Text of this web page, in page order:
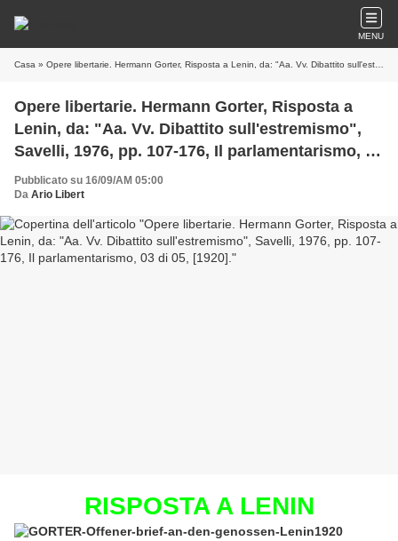
MENU
Casa » Opere libertarie. Hermann Gorter, Risposta a Lenin, da: "Aa. Vv. Dibattito sull'estremismo", Savelli, 1976, pp. 107-176, Il parlamentarismo, 03 di 05, [1920].
Opere libertarie. Hermann Gorter, Risposta a
Lenin, da: "Aa. Vv. Dibattito sull'estremismo",
Savelli, 1976, pp. 107-176, Il parlamentarismo, 03
di 05, [1920].
Pubblicato su 16/09/AM 05:00
Da Ario Libert
RISPOSTA A LENIN